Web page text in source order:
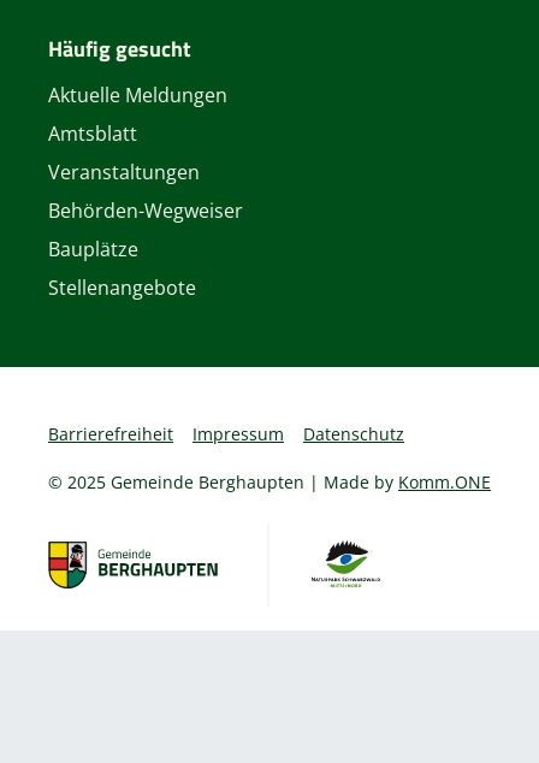
Häufig gesucht
Aktuelle Meldungen
Amtsblatt
Veranstaltungen
Behörden-Wegweiser
Bauplätze
Stellenangebote
Barrierefreiheit Impressum Datenschutz
© 2025 Gemeinde Berghaupten | Made by Komm.ONE